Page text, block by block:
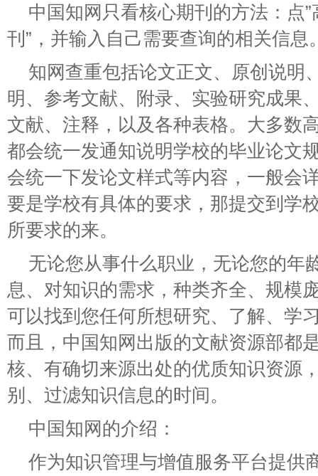
中国知网只看核心期刊的方法：点”
刊”，并输入自己需要查询的相关信息
知网查重包括论文正文、原创说明
明、参考文献、附录、实验研究成果
文献、注释，以及各种表格。大多数
都会统一发通知说明学校的毕业论文
会统一下发论文样式等内容，一般会
要是学校有具体的要求，那提交到学
所要求的来。
无论您从事什么职业，无论您的年
息、对知识的需求，种类齐全、规模
可以找到您任何所想研究、了解、学
而且，中国知网出版的文献资源部都
核、有确切来源出处的优质知识资源
别、过滤知识信息的时间。
中国知网的介绍：
作为知识管理与增值服务平台提供